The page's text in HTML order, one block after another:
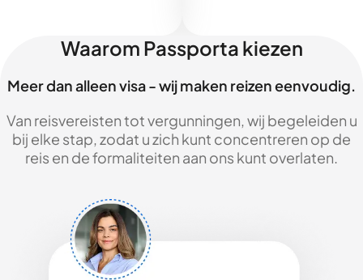
Waarom Passporta kiezen
Meer dan alleen visa - wij maken reizen eenvoudig.
Van reisvereisten tot vergunningen, wij begeleiden u
bij elke stap, zodat u zich kunt concentreren op de
reis en de formaliteiten aan ons kunt overlaten.